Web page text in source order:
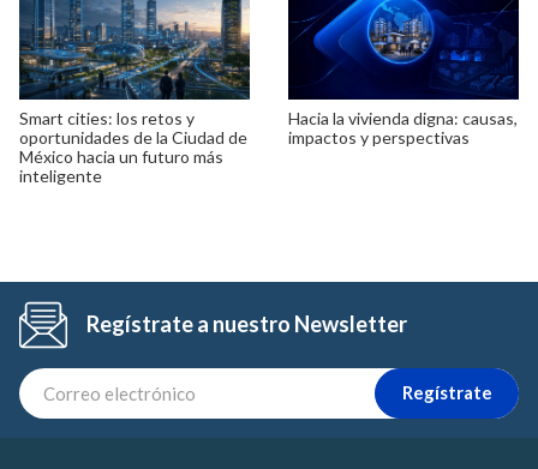
Smart cities: los retos y
oportunidades de la Ciudad de
México hacia un futuro más
inteligente
Hacia la vivienda digna: causas,
impactos y perspectivas
Regístrate a nuestro Newsletter
Regístrate